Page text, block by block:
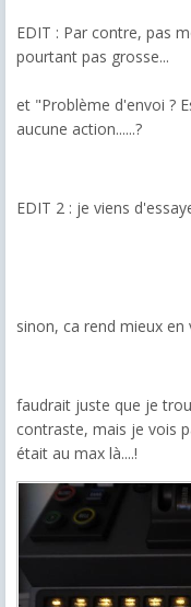
EDIT : Par contre, pas
pourtant pas grosse...
et "Problème d'envoi ?
aucune action......?
EDIT 2 : je viens
sinon, ca rend mieux en
faudrait juste que je
contraste, mais je vois
était au max là....!